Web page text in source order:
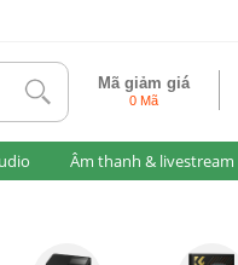
tlk Mã giảm giá
0 Mã
Âm thanh & livestream